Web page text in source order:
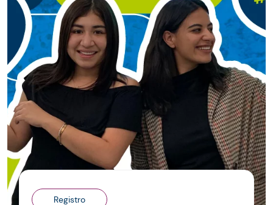
Registro